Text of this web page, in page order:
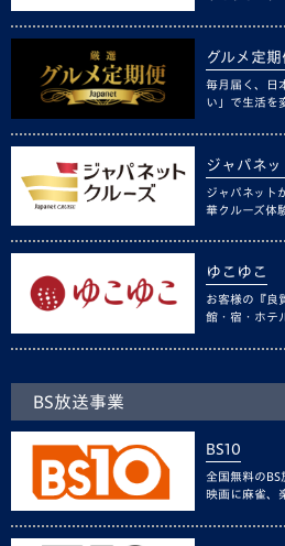
グルメ定期
毎月届く、日
い」で生活を
ジャパネ
ジャパネット
華クルーズ体
ゆこゆこ
お客様の『良
館・宿・ホテ
BS放送事業
BS10
全国無料のBS
映画に麻雀、